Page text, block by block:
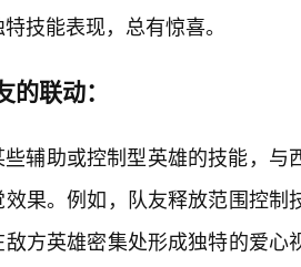
技能表现，总有惊喜。
的联动：
些辅助或控制型英雄的技能，
效果。例如，队友释放范围控
敌方英雄密集处形成独特的爱